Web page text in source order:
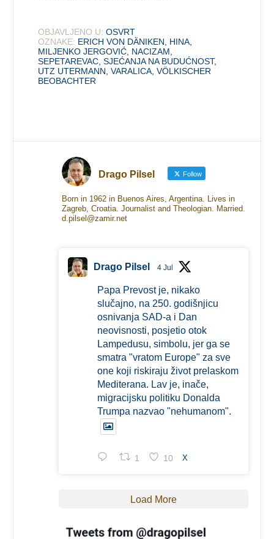
OBJAVLJENO U: OSVRT
OZNAKE: ERICH VON DÄNIKEN HINA
MILJENKO JERGOVIĆ NACIZAM
SEPETAREVAC ,SJEĆANJA NA BUDUĆNOST,
UTZ UTERMANN ,VARALICA ,VÖLKISCHER
BEOBACHTER
Drago Pilsel Follow
Born in 1962 in Buenos Aires, Argentina. Lives in
Zagreb, Croatia. Journalist and Theologian. Married.
d.pilsel@zamir.net
Drago Pilsel 4 Jul
Papa Prevost je, nikako
slučajno, na 250. godišnjicu
osnivanja SAD-a i Dan
neovisnosti, posjetio otok
Lampedusu, simbolu, jer ga se
smatra "vratom Europe" za sve
one koji riskiraju život prelaskom
Mediterana. Lav je, inače,
migracijsku politiku Donalda
Trumpa nazvao "nehumanom".
1 10 X
Load More